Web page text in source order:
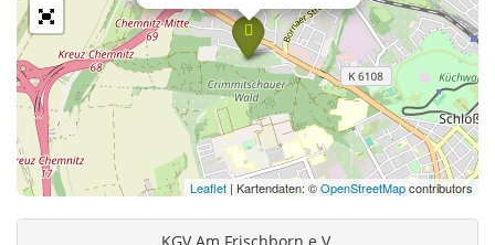
Leaflet| Kartendaten: ©OpenStreetMapcontributors
KGV Am Frischborn e.V.